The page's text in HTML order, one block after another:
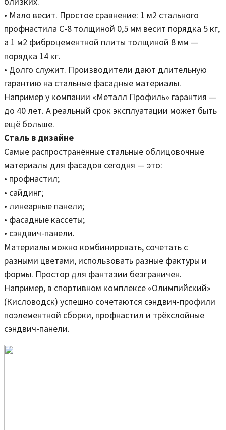
• Мало весит. Простое сравнение: 1 м2 стального
профнастила С-8 толщиной 0,5 мм весит порядка 5 кг,
а 1 м2 фиброцементной плиты толщиной 8 мм —
порядка 14 кг.
• Долго служит. Производители дают длительную
гарантию на стальные фасадные материалы.
Например у компании «Металл Профиль» гарантия —
до 40 лет. А реальный срок эксплуатации может быть
ещё больше.
Сталь в дизайне
Самые распространённые стальные облицовочные
материалы для фасадов сегодня — это:
• профнастил;
• cайдинг;
• линеарные панели;
• фасадные кассеты;
• сэндвич-панели.
Материалы можно комбинировать, сочетать с
разными цветами, использовать разные фактуры и
формы. Простор для фантазии безграничен.
Например, в спортивном комплексе «Олимпийский»
(Кисловодск) успешно сочетаются сэндвич-профили
поэлементной сборки, профнастил и трёхслойные
сэндвич-панели.